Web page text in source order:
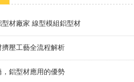
型材廠家 線型模組鋁型材
擠壓工藝全流程解析
，鋁型材應用的優勢